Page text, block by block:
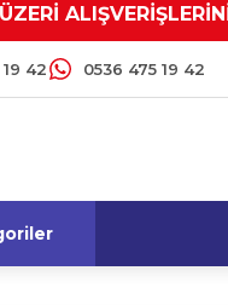
42 0536 475 19 42